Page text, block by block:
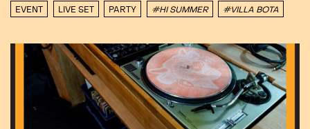
EVENT LIVE SET PARTY #HI SUMMER #VILLA BOTA